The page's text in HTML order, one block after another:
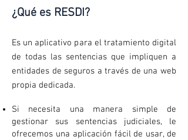
¿Qué es RESDI?
Es un aplicativo para el tratamiento digital
de todas las sentencias que impliquen a
entidades de seguros a través de una web
propia dedicada.
Si necesita una manera simple de
gestionar sus sentencias judiciales, le
ofrecemos una aplicación fácil de usar, de